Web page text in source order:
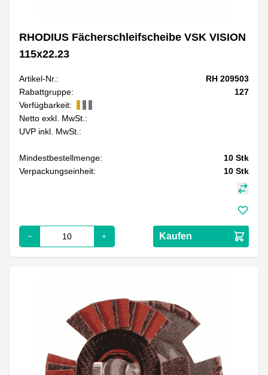
RHODIUS Fächerschleifscheibe VSK VISION
115x22.23
Artikel-Nr.:
RH 209503
Rabattgruppe:
127
Verfügbarkeit:
Netto exkl. MwSt.:
UVP inkl. MwSt.:
Mindestbestellmenge: 10 Stk
Verpackungseinheit:
10 Stk
Kaufen